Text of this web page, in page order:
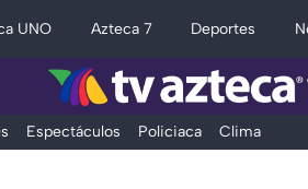
UNO Azteca 7 Deportes
Espectáculos Policiaca Clima